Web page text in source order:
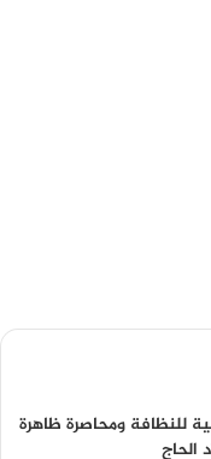
للنظافة ومحاصرة ظاهرة
الحاج